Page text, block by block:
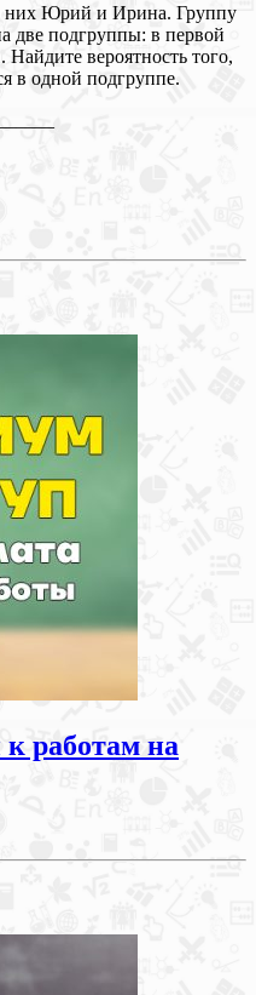
них Юрий и Ирина. Группу
две подгруппы: в первой
вероятность того,
в одной подгруппе.
работам на